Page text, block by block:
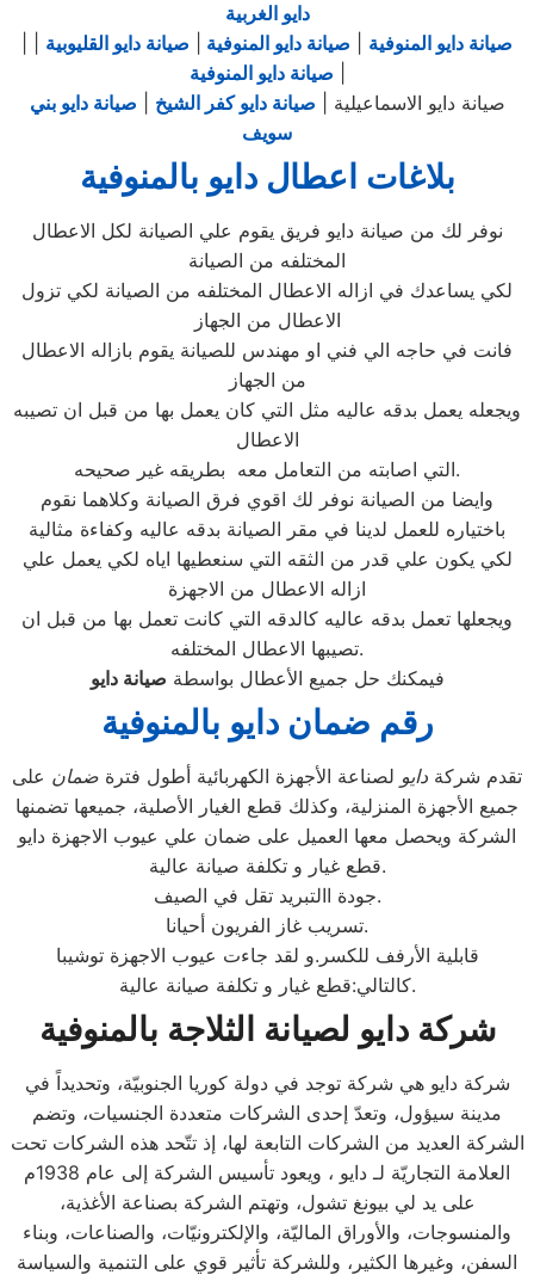
دايو الغربية
صيانة دايو المنوفية صيانة دايو المنوفية صيانة دايو القليوبية
صيانة دايو المنوفية
صيانة دايو الاسماعيلية | صيانة دايو كفر الشيخ
صيانة دايو بني
سويف
بلاغات اعطال دايو بالمنوفية
نوفر لك من صيانة دايو فريق يقوم علي الصيانة لكل الاعطال
المختلفه من الصيانة
لكي يساعدك في ازاله الاعطال المختلفه من الصيانة لكي تزول
الاعطال من الجهاز
فانت في حاجه الي فني او مهندس للصيانة يقوم بازاله الاعطال
من الجهاز
ويجعله يعمل بدقه عاليه مثل التي كان يعمل بها من قبل ان تصيبه
الاعطال
التي اصابته من التعامل معه بطريقه غير صحيحه.
وايضا من الصيانة نوفر لك اقوي فرق الصيانة وكلاهما نقوم
باختياره للعمل لدينا في مقر الصيانة بدقه عاليه وكفاءة مثالية
لكي يكون علي قدر من الثقه التي سنعطيها اياه لكي يعمل علي
ازاله الاعطال من الاجهزة
ويجعلها تعمل بدقه عاليه كالدقه التي كانت تعمل بها من قبل ان
تصيبها الاعطال المختلفه.
فيمكنك حل جميع الأعطال بواسطة صيانة دايو
رقم ضمان دايو بالمنوفية
تقدم شركة دايو لصناعة الأجهزة الكهربائية أطول فترة ضمان على
جميع الأجهزة المنزلية، وكذلك قطع الغيار الأصلية، جميعها تضمنها
الشركة ويحصل معها العميل على ضمان علي عيوب الاجهزة دايو
قطع غيار و تكلفة صيانة عالية.
جودة االتبريد تقل في الصيف.
تسريب غاز الفريون أحيانا.
قابلية الأرفف للكسر.و لقد جاءت عيوب الاجهزة توشيبا
كالتالي:قطع غيار و تكلفة صيانة عالية.
شركة دايو لصيانة الثلاجة بالمنوفية
شركة دايو هي شركة توجد في دولة كوريا الجنوبيّة، وتحديداً في
مدينة سيؤول، وتعدّ إحدى الشركات متعددة الجنسيات، وتضم
الشركة العديد من الشركات التابعة لها، إذ تتّحد هذه الشركات تحت
العلامة التجاريّة لـ دايو ، ويعود تأسيس الشركة إلى عام 1938م
على يد لي بيونغ تشول، وتهتم الشركة بصناعة الأغذية،
والمنسوجات، والأوراق الماليّة، والإلكترونيّات، والصناعات، وبناء
السفن، وغيرها الكثير، وللشركة تأثير قوي على التنمية والسياسة